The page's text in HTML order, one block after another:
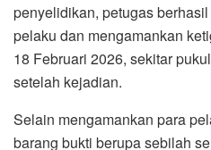
penyelidikan, petugas
pelaku dan mengamankan
18 Februari 2026, sekitar
setelah kejadian.
Selain mengamankan para
barang bukti berupa sebilah